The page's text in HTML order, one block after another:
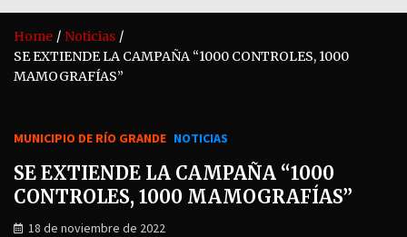
Home
Noticias
SE EXTIENDE LA CAMPAÑA “1000 CONTROLES, 1000
MAMOGRAFÍAS”
MUNICIPIO DE RÍO GRANDE NOTICIAS
SE EXTIENDE LA CAMPAÑA “1000
CONTROLES, 1000 MAMOGRAFÍAS”
18 de noviembre de 2022